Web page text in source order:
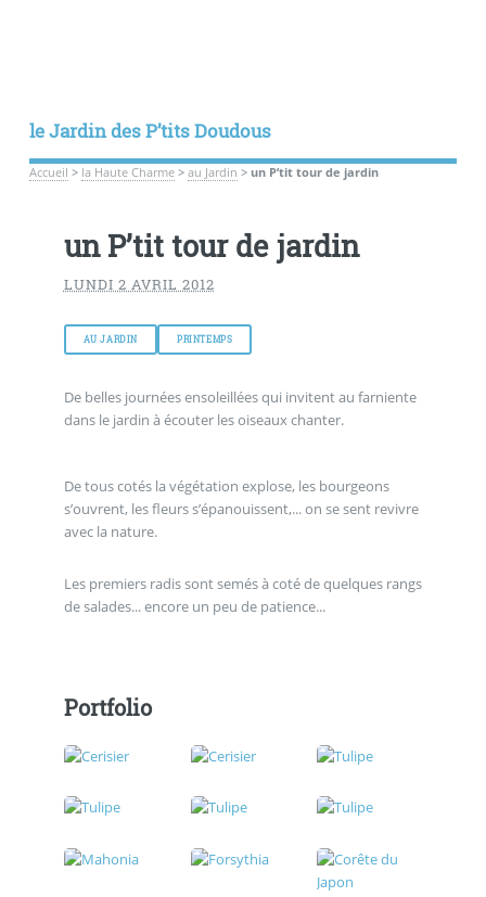
le Jardin des P’tits Doudous
Accueil > la Haute Charme> au Jardin > un P’tit tour de jardin
un P’tit tour de jardin
LUNDI 2 AVRIL 2012
AU JARDIN PRINTEMPS
De belles journées ensoleillées qui invitent au farniente
dans le jardin à écouter les oiseaux chanter.
De tous cotés la végétation explose, les bourgeons
s’ouvrent, les fleurs s’épanouissent,... on se sent revivre
avec la nature.
Les premiers radis sont semés à coté de quelques rangs
de salades... encore un peu de patience...
Portfolio